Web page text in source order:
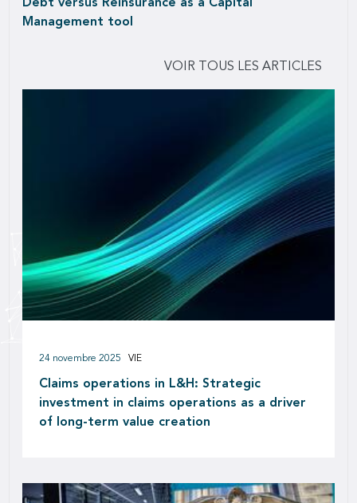
Debt versus Reinsurance as a Capital
Management tool
VOIR TOUS LES ARTICLES
Claims operations in L&H: Strategic
investment in claims operations as a driver
of long-term value creation
24 novembre 2025 VIE